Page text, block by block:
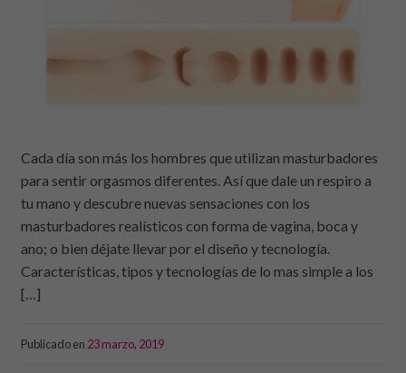
Cada día son más los hombres que utilizan masturbadores
para sentir orgasmos diferentes. Así que dale un respiro a
tu mano y descubre nuevas sensaciones con los
masturbadores realísticos con forma de vagina, boca y
ano; o bien déjate llevar por el diseño y tecnología.
Características, tipos y tecnologías de lo mas simple a los
[…]
Publicado en 23 marzo, 2019